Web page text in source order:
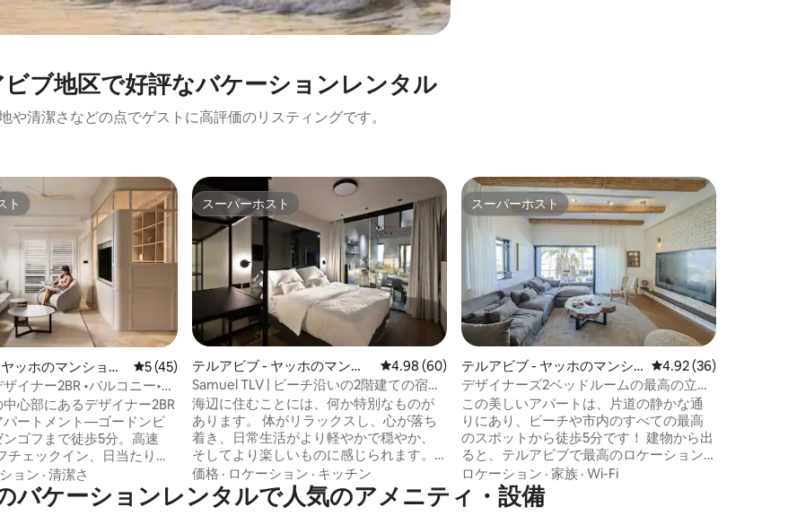
ブ地区で好評なバケーションレンタル
や清潔さなどの点でゲストに高評価のリスティングです。
つ星の平均評価
ト
ト
ッホのマンショ
レビュー45件、5つ星中5つ星の平均評価
5 (45)
イナー2BR •バルコニー•デ
ーチ
心部にあるデザイナー2BR
パートメント—ゴードンビ
ゴフまで徒歩5分。高速
チェックイン、日当たりの
があり、ご家族連れやリ
す。 有名なディゼ
すぐそば、海（ゴードンビ
ョン · 清潔さ
スーパーホスト
スーパーホスト
テルアビブ - ヤッホのマンシ
ョン・アパート
レビュー60件、5つ星中4.98つ星の平均評価
4.98 (60)
Samuel TLV | ビーチ沿いの2階建ての宿泊
先
海辺に住むことには、何か特別なものが
あります。 体がリラックスし、心が落ち
着き、日常生活がより軽やかで穏やか、
そしてより楽しいものに感じられます。
その気持ちがSamuel TLVを作るきっかけ
となりました。 ビーチのすぐそばに位置
し、地中海の息をのむような景色が広が
価格 · ロケーション · キッチン
スーパーホスト
スーパーホスト
テルアビブ - ヤッホのマンシ
ョン・アパート
レビュー36件、5つ星
4.92 (36)
デザイナーズ2ベッドルームの最高の立地
のフラット
この美しいアパートは、片道の静かな通
りにあり、ビーチや市内のすべての最高
のスポットから徒歩5分です！ 建物から出
ると、テルアビブで最高のロケーション
です！ 専用エレベーター、広々とした寝
室2部屋、クローゼット、シャワールーム
2部屋、86インチの大型スマートテレビを
ロケーション · 家族 · Wi-Fi
バケーションレンタルで人気のアメニティ・設備